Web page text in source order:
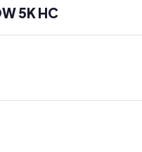
5K HC